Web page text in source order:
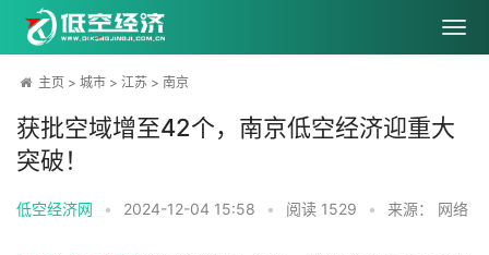
主页 > 城市 > 江苏 > 南京
获批空域增至42个，南京低空经济迎重大
突破！
低空经济网 • 2024-12-04 15:58 • 阅读 1529 • 来源： 网络